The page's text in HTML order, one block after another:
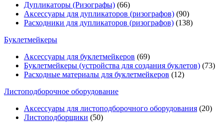
Дупликаторы (Ризографы) (66)
Аксессуары для дупликаторов (ризографов) (90)
Расходники для дупликаторов (ризографов) (138)
Буклетмейкеры
Аксессуары для буклетмейкеров (69)
Буклетмейкеры (устройства для создания буклетов) (73)
Расходные материалы для буклетмейкеров (12)
Листоподборочное оборудование
Аксессуары для листоподборочного оборудования (20)
Листоподборщики (50)